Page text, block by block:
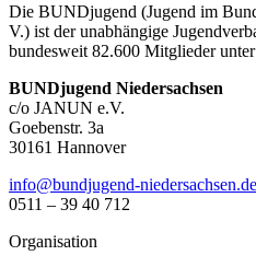
Die BUNDjugend (Jugend im
V.) ist der unabhängige
bundesweit 82.600 Mitglieder unter
BUNDjugend Niedersachsen
c/o JANUN e.V.
Goebenstr. 3a
30161 Hannover
ed.neshcasredein-dnegujdnub@ofni
0511 – 39 40 712
Organisation